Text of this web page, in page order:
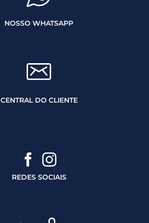
NOSSO WHATSAPP
CENTRAL DO CLIENTE
REDES SOCIAIS